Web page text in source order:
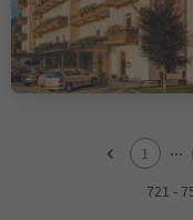
1 ...
721 -